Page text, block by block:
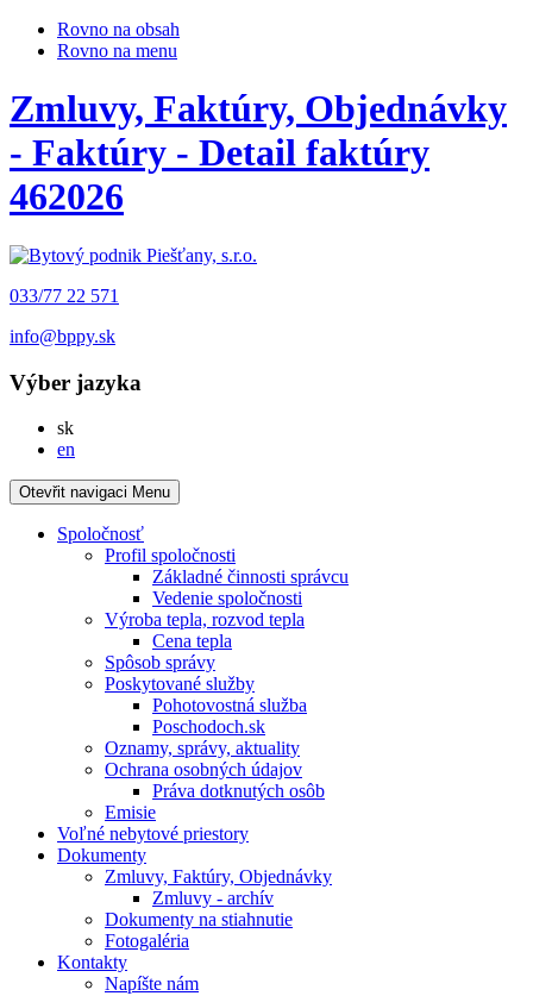
Rovno na obsah
Rovno na menu
Zmluvy, Faktúry, Objednávky
- Faktúry - Detail faktúry
462026
033/77 22 571
info@bppy.sk
Výber jazyka
skSlovensky
en
Otevřit navigaci Menu
Spoločnosť
Profil spoločnosti
Základné činnosti správcu
Vedenie spoločnosti
Výroba tepla, rozvod tepla
Cena tepla
Spôsob správy
Poskytované služby
Pohotovostná služba
Poschodoch.sk
Oznamy, správy, aktuality
Ochrana osobných údajov
Práva dotknutých osôb
Emisie
Voľné nebytové priestory
Dokumenty
Zmluvy, Faktúry, Objednávky
Zmluvy - archív
Dokumenty na stiahnutie
Fotogaléria
Kontakty
Napíšte nám